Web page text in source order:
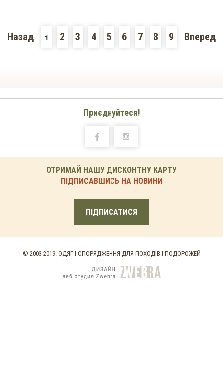
Назад 1 2 3 4 5 6 7 8 9 Вперед
Приєднуйтеся!
ОТРИМАЙ НАШУ ДИСКОНТНУ КАРТУ
ПІДПИСАВШИСЬ НА НОВИНИ
ПІДПИСАТИСЯ
© 2003-2019. ОДЯГ І СПОРЯДЖЕННЯ ДЛЯ ПОХОДІВ І ПОДОРОЖЕЙ